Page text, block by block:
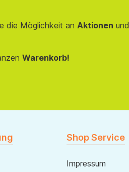
die Möglichkeit an Aktionen und
Warenkorb!
Shop Service
Impressum